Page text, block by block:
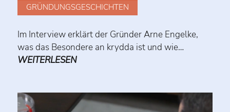
GRÜNDUNGSGESCHICHTEN
Im Interview erklärt der Gründer Arne Engelke,
was das Besondere an krydda ist und wie…
WEITERLESEN